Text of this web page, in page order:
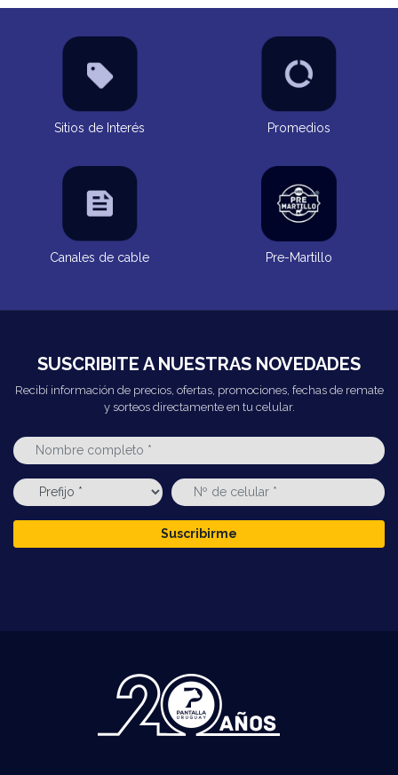
Sitios de Interés Promedios
Canales de cable Pre-Martillo
SUSCRIBITE A NUESTRAS NOVEDADES
Recibí información de precios, ofertas, promociones, fechas de remate
y sorteos directamente en tu celular.
Suscribirme